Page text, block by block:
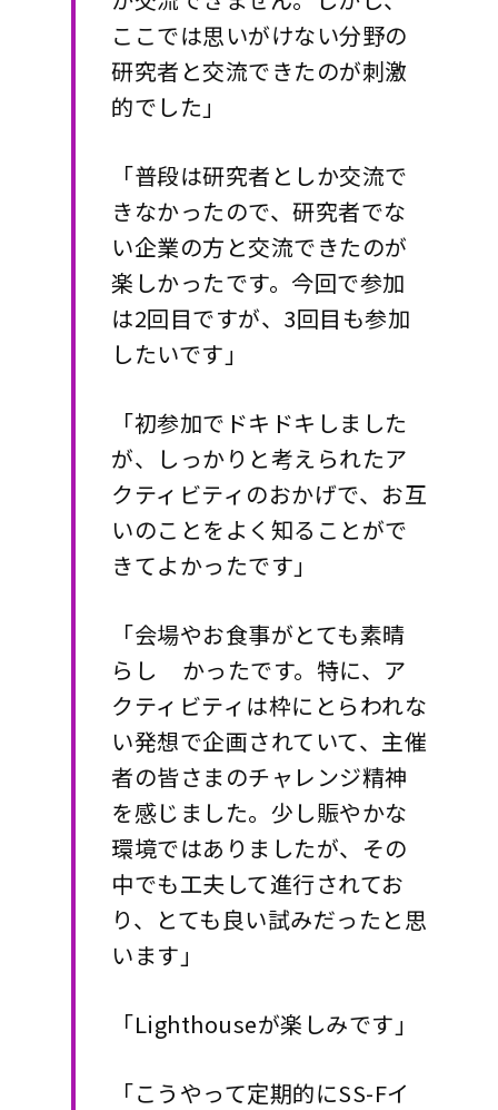
ここでは思いがけない分野の
研究者と交流できたのが刺激
的でした」
「普段は研究者としか交流で
きなかったので、研究者でな
い企業の方と交流できたのが
楽しかったです。今回で参加
は2回目ですが、3回目も参加
したいです」
「初参加でドキドキしました
が、しっかりと考えられたア
クティビティのおかげで、お互
いのことをよく知ることがで
きてよかったです」
「会場やお食事がとても素晴
らし かったです。特に、ア
クティビティは枠にとらわれな
い発想で企画されていて、主催
者の皆さまのチャレンジ精神
を感じました。少し賑やかな
環境ではありましたが、その
中でも工夫して進行されてお
り、とても良い試みだったと思
います」
「Lighthouseが楽しみです」
「こうやって定期的にSS-Fイ